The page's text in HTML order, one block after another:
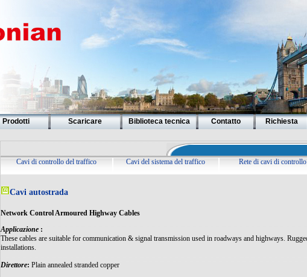
Prodotti Scaricare Biblioteca tecnica Contatto Richiesta
Cavi di controllo del traffico Cavi del sistema del traffico Rete di cavi di controllo
Cavi autostrada
Network Control Armoured Highway Cables
Applicazione:
These cables are suitable for communication & signal transmission used in roadways and highways.
installations.
Direttore:Plain annealed stranded copper